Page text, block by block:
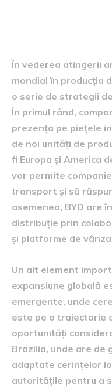
În vederea atingerii
mondial în producția
o serie de strategii
În primul rând,
prezența pe piețele
de noi unități de
fi Europa și America
vor permite
transport și să
asemenea, BYD are
distribuție prin
și platforme de
Un alt element
expansiune globală
emergente, unde
este pe o traiectorie
oportunități
Brazilia, unde are de
adaptate cerințelor
autoritățile pentru a